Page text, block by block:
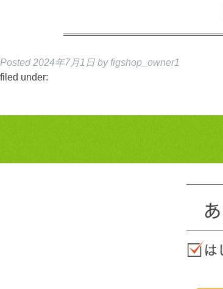
Posted 2024年7月1日 by figshop_owner1
filed under: